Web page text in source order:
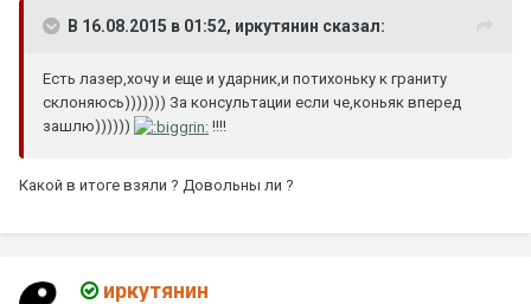
В 16.08.2015 в 01:52, иркутянин сказал:
Есть лазер,хочу и еще и ударник,и потихоньку к граниту
склоняюсь))))))) За консультации если че,коньяк вперед
зашлю))))))
!!!!
Какой в итоге взяли ? Довольны ли ?
иркутянин